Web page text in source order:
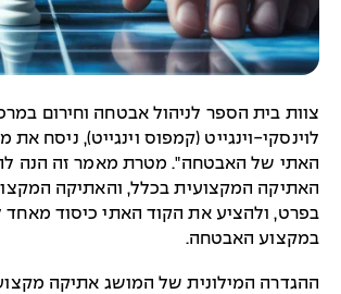
צוות בית הספר לניהול אבטחה וחירום
לוינסקי-וינגייט (קמפוס וינגייט), ניסח
האתי של האבטחה". מטרת מאמר זה הנה
האתיקה המקצועית בכלל, והאתיקה
בפרט, ולהציע את הקוד האתי כיסוד מאחד
במקצוע האבטחה.
ההגדרה המילונית של המושג אתיקה